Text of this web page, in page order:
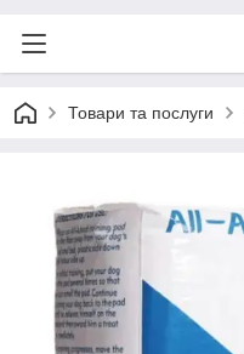
Товари та послуги